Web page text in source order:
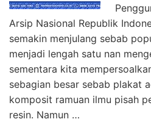
Arsip Nasional Republik
semakin menjulang sebab
menjadi lengah satu nan
sementara kita
sebagian besar sebab plakat
komposit ramuan ilmu pisah
resin. Namun …